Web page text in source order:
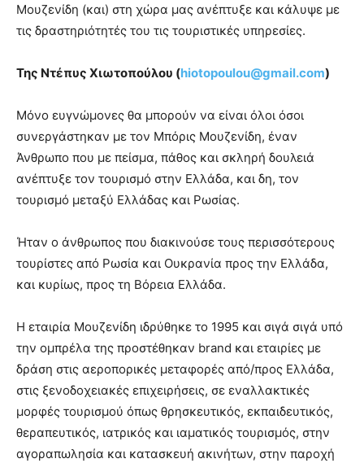
Μουζενίδη (και) στη χώρα μας ανέπτυξε και κάλυψε με
τις δραστηριότητές του τις τουριστικές υπηρεσίες.
Της Ντέπυς Χιωτοπούλου (hiotopoulou@gmail.com)
Μόνο ευγνώμονες θα μπορούν να είναι όλοι όσοι
συνεργάστηκαν με τον Μπόρις Μουζενίδη, έναν
Άνθρωπο που με πείσμα, πάθος και σκληρή δουλειά
ανέπτυξε τον τουρισμό στην Ελλάδα, και δη, τον
τουρισμό μεταξύ Ελλάδας και Ρωσίας.
Ήταν ο άνθρωπος που διακινούσε τους περισσότερους
τουρίστες από Ρωσία και Ουκρανία προς την Ελλάδα,
και κυρίως, προς τη Βόρεια Ελλάδα.
Η εταιρία Μουζενίδη ιδρύθηκε το 1995 και σιγά σιγά υπό
την ομπρέλα της προστέθηκαν brand και εταιρίες με
δράση στις αεροπορικές μεταφορές από/προς Ελλάδα,
στις ξενοδοχειακές επιχειρήσεις, σε εναλλακτικές
μορφές τουρισμού όπως θρησκευτικός, εκπαιδευτικός,
θεραπευτικός, ιατρικός και ιαματικός τουρισμός, στην
αγοραπωλησία και κατασκευή ακινήτων, στην παροχή